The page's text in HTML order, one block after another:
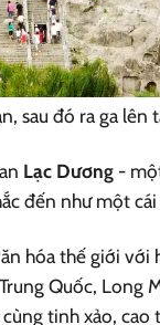
sau đó ra ga
Lạc Dương -
đến như một
hóa thế giới với
Quốc,
tinh xảo, cao